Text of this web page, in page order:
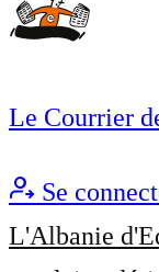
Le Courrier
Se
L'Albanie